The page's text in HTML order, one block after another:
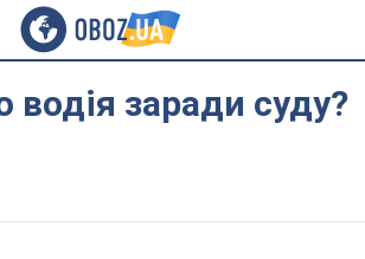
водія заради суду?